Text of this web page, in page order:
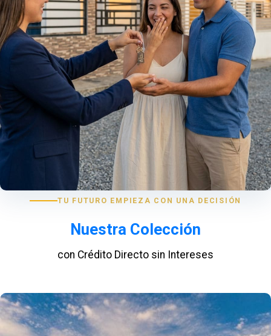
TU FUTURO EMPIEZA CON UNA DECISIÓN
Nuestra Colección
con Crédito Directo sin Intereses